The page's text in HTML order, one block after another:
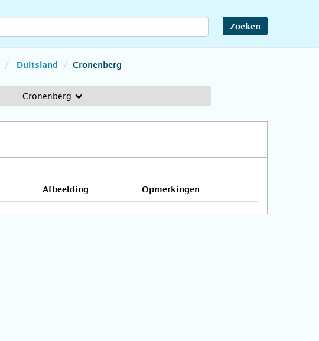
Zoeken
Duitsland Cronenberg
Cronenberg
Afbeelding Opmerkingen